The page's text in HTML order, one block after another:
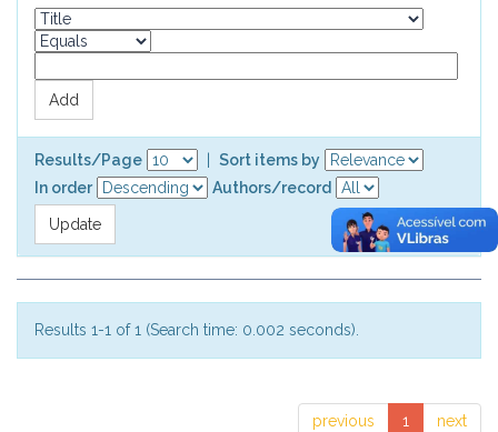
Results/Page
Sort items by
In order
Authors/record
Results 1-1 of 1 (Search time: 0.002 seconds).
previous 1 next